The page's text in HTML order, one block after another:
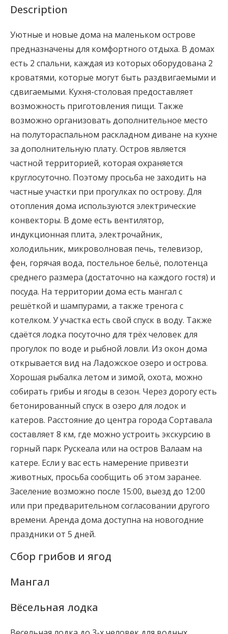
Description
Уютные и новые дома на маленьком острове
предназначены для комфортного отдыха. В домах
есть 2 спальни, каждая из которых оборудована 2
кроватями, которые могут быть раздвигаемыми и
сдвигаемыми. Кухня-столовая предоставляет
возможность приготовления пищи. Также
возможно организовать дополнительное место
на полутораспальном раскладном диване на кухне
за дополнительную плату. Остров является
частной территорией, которая охраняется
круглосуточно. Поэтому просьба не заходить на
частные участки при прогулках по острову. Для
отопления дома используются электрические
конвекторы. В доме есть вентилятор,
индукционная плита, электрочайник,
холодильник, микроволновая печь, телевизор,
фен, горячая вода, постельное бельё, полотенца
среднего размера (достаточно на каждого гостя) и
посуда. На территории дома есть мангал с
решёткой и шампурами, а также тренога с
котелком. У участка есть свой спуск в воду. Также
сдаётся лодка посуточно для трёх человек для
прогулок по воде и рыбной ловли. Из окон дома
открывается вид на Ладожское озеро и острова.
Хорошая рыбалка летом и зимой, охота, можно
собирать грибы и ягоды в сезон. Через дорогу есть
бетонированный спуск в озеро для лодок и
катеров. Расстояние до центра города Сортавала
составляет 8 км, где можно устроить экскурсию в
горный парк Рускеала или на остров Валаам на
катере. Если у вас есть намерение привезти
животных, просьба сообщить об этом заранее.
Заселение возможно после 15:00, выезд до 12:00
или при предварительном согласовании другого
времени. Аренда дома доступна на новогодние
праздники от 5 дней.
Сбор грибов и ягод
Мангал
Вёсельная лодка